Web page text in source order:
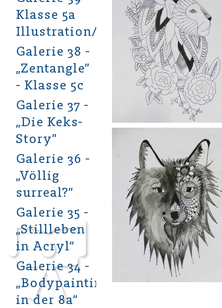
Klasse 5a
Illustration/Aquarell
Galerie 38 -
„Zentangle”
- Klasse 5c
Galerie 37 -
„Die Keks-
Story”
Galerie 36 -
„Völlig
surreal?”
Galerie 35 -
„Stillleben
in Acryl“
Galerie 34 -
„Bodypainting
in der 8a“